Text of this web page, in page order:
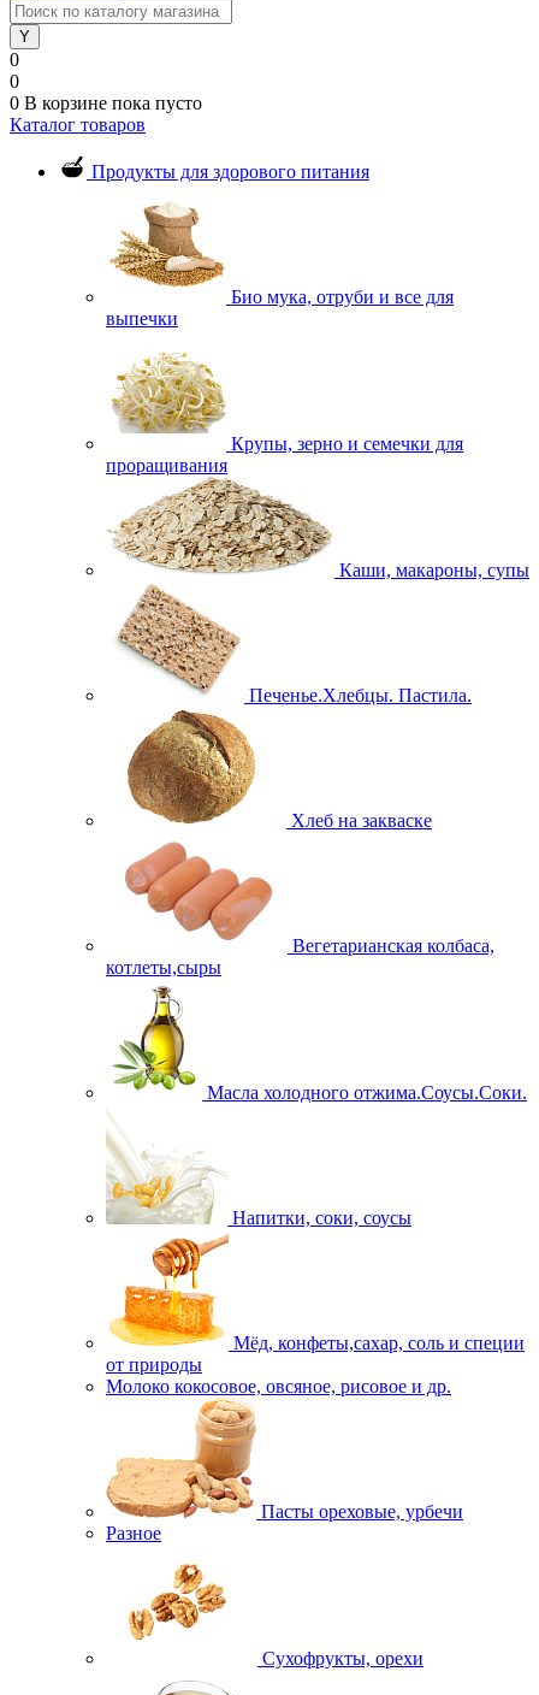
0
0
0 В корзине пока пусто
Каталог товаров
Продукты для здорового питания
Био мука, отруби и все для
выпечки
Крупы, зерно и семечки для
проращивания
Каши, макароны, супы
Печенье.Хлебцы. Пастила.
Хлеб на закваске
Вегетарианская колбаса,
котлеты,сыры
Масла холодного отжима.Соусы.Соки.
Напитки, соки, соусы
Мёд, конфеты,сахар, соль и специи
от природы
Молоко кокосовое, овсяное, рисовое и др.
Пасты ореховые, урбечи
Разное
Сухофрукты, орехи